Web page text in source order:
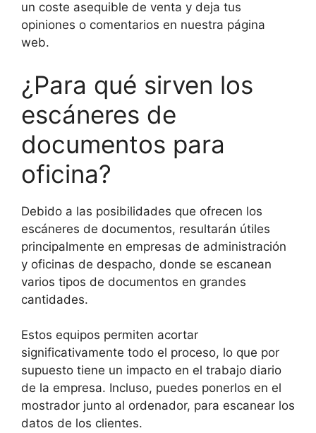
un coste asequible de venta y deja tus
opiniones o comentarios en nuestra página
web.
¿Para qué sirven los
escáneres de
documentos para
oficina?
Debido a las posibilidades que ofrecen los
escáneres de documentos, resultarán útiles
principalmente en empresas de administración
y oficinas de despacho, donde se escanean
varios tipos de documentos en grandes
cantidades.
Estos equipos permiten acortar
significativamente todo el proceso, lo que por
supuesto tiene un impacto en el trabajo diario
de la empresa. Incluso, puedes ponerlos en el
mostrador junto al ordenador, para escanear los
datos de los clientes.